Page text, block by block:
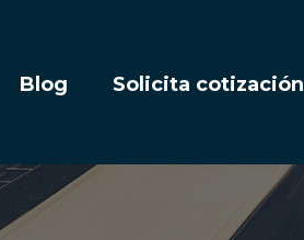
Blog Solicita cotización